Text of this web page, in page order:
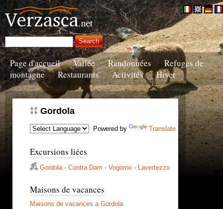
Page d'accueil Vallée Randonnées
Refuges de
montagne
Restaurants Activités Hiver
Gordola
Powered by Translate
Excursions liées
Gordola - Contra Dam - Vogorno - Lavertezzo
Maisons de vacances
Maisons de vacances a Gordola